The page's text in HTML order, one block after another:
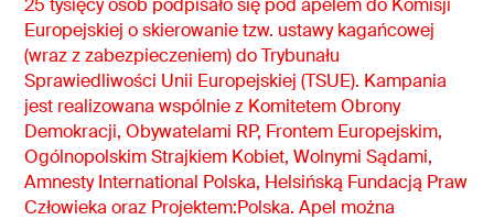
25 tysięcy osób podpisało się pod apelem do Komisji
Europejskiej o skierowanie tzw. ustawy kagańcowej
(wraz z zabezpieczeniem) do Trybunału
Sprawiedliwości Unii Europejskiej (TSUE). Kampania
jest realizowana wspólnie z Komitetem Obrony
Demokracji, Obywatelami RP, Frontem Europejskim,
Ogólnopolskim Strajkiem Kobiet, Wolnymi Sądami,
Amnesty International Polska, Helsińską Fundacją Praw
Człowieka oraz Projektem:Polska. Apel można